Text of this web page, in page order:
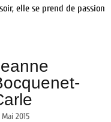
elle se prend de passion
2015